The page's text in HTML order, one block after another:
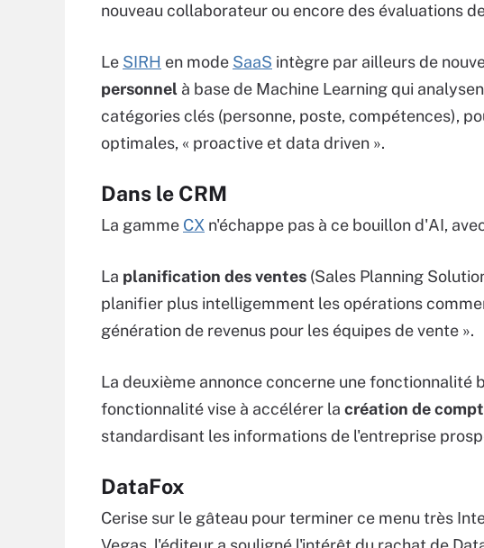
nouveau collaborateur ou encore des évaluations
Le SIRH en mode SaaS intègre par ailleurs de
personnel à base de Machine Learning qui
catégories clés (personne, poste, compétences),
optimales, « proactive et data driven ».
Dans le CRM
La gamme CX n'échappe pas à ce bouillon d'AI,
La planification des ventes (Sales Planning
planifier plus intelligemment les opérations
génération de revenus pour les équipes de vente ».
La deuxième annonce concerne une fonctionnalité
fonctionnalité vise à accélérer la création de
standardisant les informations de l'entreprise
DataFox
Cerise sur le gâteau pour terminer ce menu très